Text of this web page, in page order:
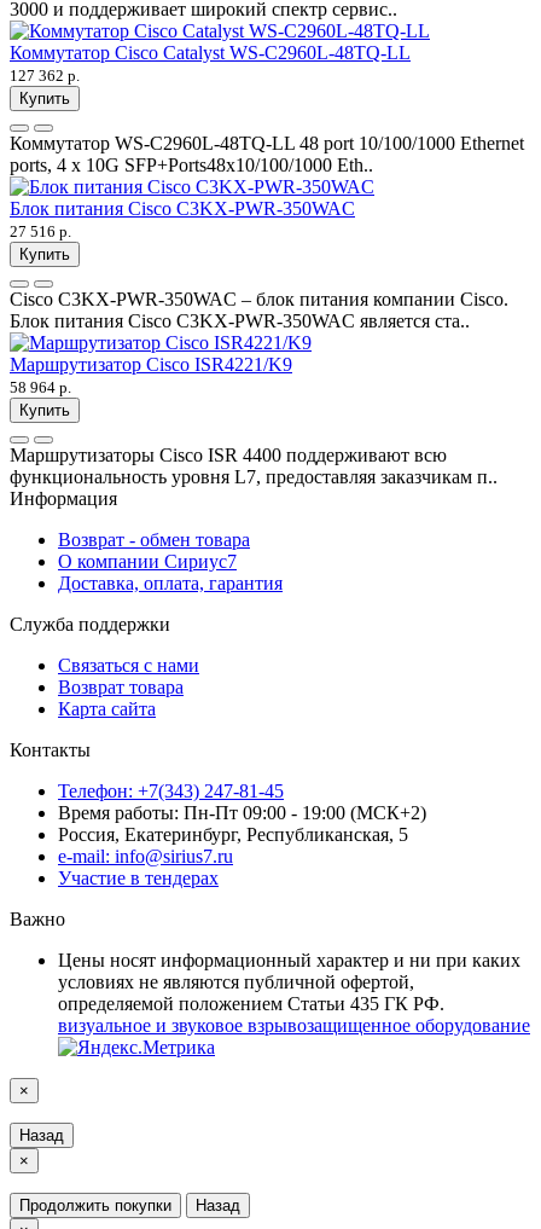
3000 и поддерживает широкий спектр сервис..
Коммутатор Cisco Catalyst WS-C2960L-48TQ-LL
127 362 р.
Купить
Коммутатор WS-C2960L-48TQ-LL 48 port 10/100/1000 Ethernet
ports, 4 x 10G SFP+Ports48x10/100/1000 Eth..
Блок питания Cisco C3KX-PWR-350WAC
27 516 р.
Купить
Cisco C3KX-PWR-350WAC – блок питания компании Cisco.
Блок питания Cisco C3KX-PWR-350WAC является ста..
Маршрутизатор Cisco ISR4221/K9
58 964 р.
Купить
Маршрутизаторы Cisco ISR 4400 поддерживают всю
функциональность уровня L7, предоставляя заказчикам п..
Информация
Возврат - обмен товара
О компании Сириус7
Доставка, оплата, гарантия
Служба поддержки
Связаться с нами
Возврат товара
Карта сайта
Контакты
Телефон: +7(343) 247-81-45
Время работы: Пн-Пт 09:00 - 19:00 (МСК+2)
Россия, Екатеринбург, Республиканская, 5
e-mail: info@sirius7.ru
Участие в тендерах
Важно
Цены носят информационный характер и ни при каких
условиях не являются публичной офертой,
определяемой положением Статьи 435 ГК РФ.
визуальное и звуковое взрывозащищенное оборудование
×
Назад
×
Продолжить покупки
Назад